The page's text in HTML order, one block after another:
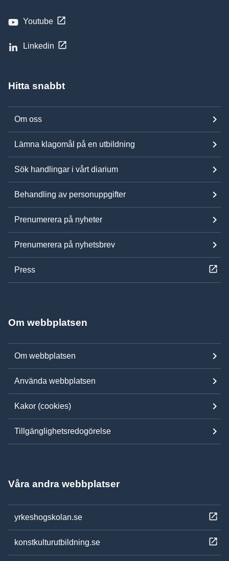
Youtube
Linkedin
Hitta snabbt
Om oss
Lämna klagomål på en utbildning
Sök handlingar i vårt diarium
Behandling av personuppgifter
Prenumerera på nyheter
Prenumerera på nyhetsbrev
Press
Om webbplatsen
Om webbplatsen
Använda webbplatsen
Kakor (cookies)
Tillgänglighetsredogörelse
Våra andra webbplatser
yrkeshogskolan.se
konstkulturutbildning.se